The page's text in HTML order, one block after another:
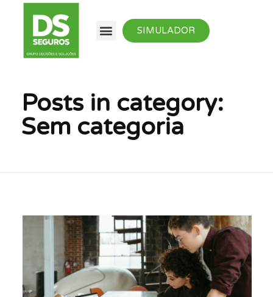
SIMULADOR
Posts in category:
Sem categoria